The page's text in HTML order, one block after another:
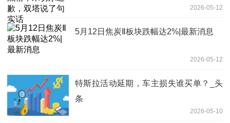
2026-05-12
5月12日焦炭Ⅱ板块跌幅达2%|最新消息
2026-05-12
特斯拉活动延期，车主损失谁买单？_头
条
2026-05-10